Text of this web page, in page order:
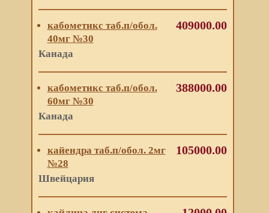
кабометикс таб.п/обол.
40мг №30
Канада
409000.00
кабометикс таб.п/обол.
60мг №30
Канада
388000.00
кайендра таб.п/обол. 2мг
№28
Швейцария
105000.00